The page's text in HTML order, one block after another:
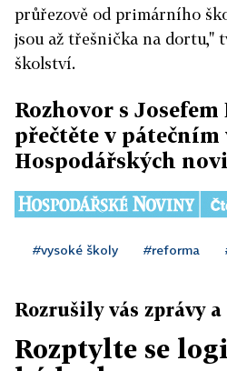
průřezově od primárního
jsou až třešnička na dortu,"
školství.
Rozhovor s Josefem
přečtěte v
Hospodářských
#vysoké školy #reforma
Rozrušily vás zprávy
Rozptylte se